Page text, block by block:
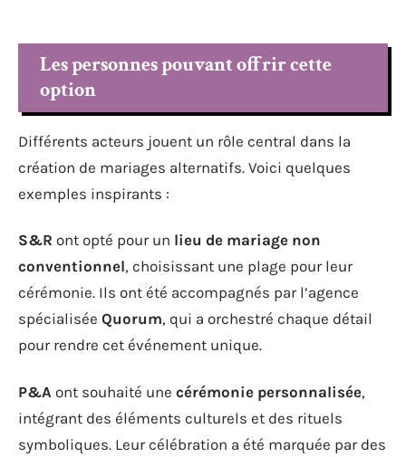
Les personnes pouvant offrir cette
option
Différents acteurs jouent un rôle central dans la
création de mariages alternatifs. Voici quelques
exemples inspirants :
S&R ont opté pour un lieu de mariage non
conventionnel, choisissant une plage pour leur
cérémonie. Ils ont été accompagnés par l’agence
spécialisée Quorum, qui a orchestré chaque détail
pour rendre cet événement unique.
P&A ont souhaité une cérémonie personnalisée,
intégrant des éléments culturels et des rituels
symboliques. Leur célébration a été marquée par des